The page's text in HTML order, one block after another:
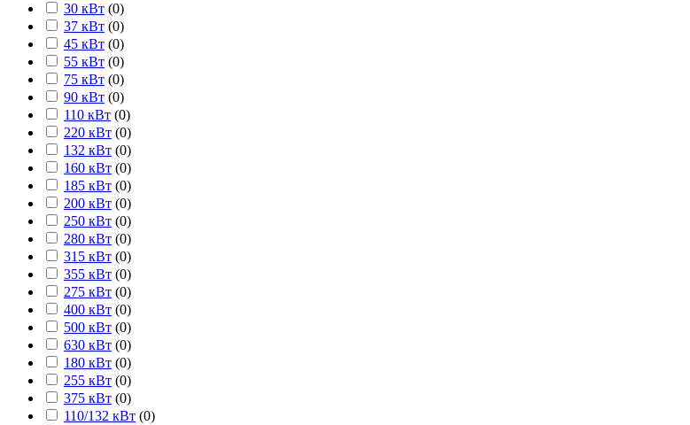
30 кВт (0)
37 кВт (0)
45 кВт (0)
55 кВт (0)
75 кВт (0)
90 кВт (0)
110 кВт (0)
220 кВт (0)
132 кВт (0)
160 кВт (0)
185 кВт (0)
200 кВт (0)
250 кВт (0)
280 кВт (0)
315 кВт (0)
355 кВт (0)
275 кВт (0)
400 кВт (0)
500 кВт (0)
630 кВт (0)
180 кВт (0)
255 кВт (0)
375 кВт (0)
110/132 кВт (0)